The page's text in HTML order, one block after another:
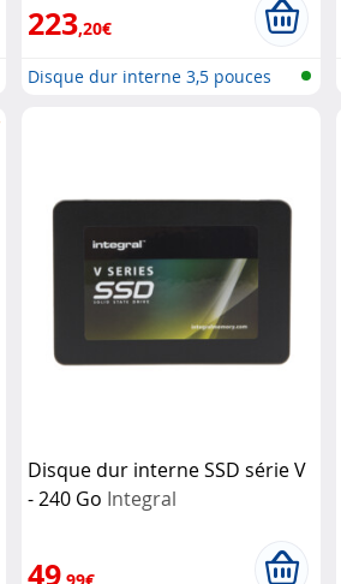
223,20€
Disque dur interne 3,5 pouces
Disque dur interne SSD série V
- 240 Go Integral
49 ,99€